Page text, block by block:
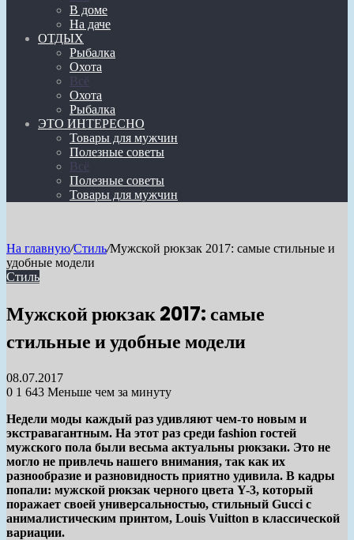
В доме
На даче
ОТДЫХ
Рыбалка
Охота
Всё
Охота
Рыбалка
ЭТО ИНТЕРЕСНО
Товары для мужчин
Полезные советы
Всё
Полезные советы
Товары для мужчин
На главную/Стиль/Мужской рюкзак 2017: самые стильные и
удобные модели
Стиль
Мужской рюкзак 2017: самые
стильные и удобные модели
08.07.2017
0 1 643 Меньше чем за минуту
Недели моды каждый раз удивляют чем-то новым и
экстравагантным. На этот раз среди fashion гостей
мужского пола были весьма актуальны рюкзаки. Это не
могло не привлечь нашего внимания, так как их
разнообразие и разновидность приятно удивила. В кадры
попали: мужской рюкзак черного цвета Y-3, который
поражает своей универсальностью, стильный Gucci с
анималистическим принтом, Louis Vuitton в классической
вариации.